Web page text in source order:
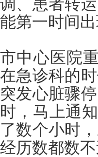
调、患者转
能第一时间
市中心医院
在急诊科的
突发心脏骤
时，马上通
了数个小时
经历数都数不